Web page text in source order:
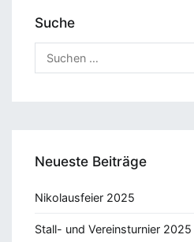
Suche
Suchen
nach:
Neueste Beiträge
Nikolausfeier 2025
Stall- und Vereinsturnier 2025